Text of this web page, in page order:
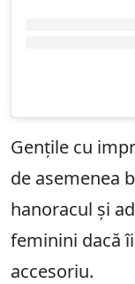
Gențile cu
de asemenea
hanoracul și
feminini dacă
accesoriu.